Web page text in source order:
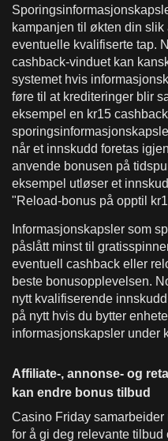
kampanjen til økten din
eventuelle kvalifiserte tap.
cashback-vinduet kan
systemet hvis
føre til at krediteringer blir
eksempel en kr15
når et innskudd foretas
anvende bonusen på
eksempel utløser et
"Reload-bonus på opptil
Informasjonskapsler som
påslått minst til
eventuell cashback eller
beste bonusopplevelsen.
nytt kvalifiserende
på nytt hvis du bytter
informasjonskapsler under
Affiliate-, annonse- og
kan endre bonus tilbud
Casino Friday
for å gi deg relevante tilbud